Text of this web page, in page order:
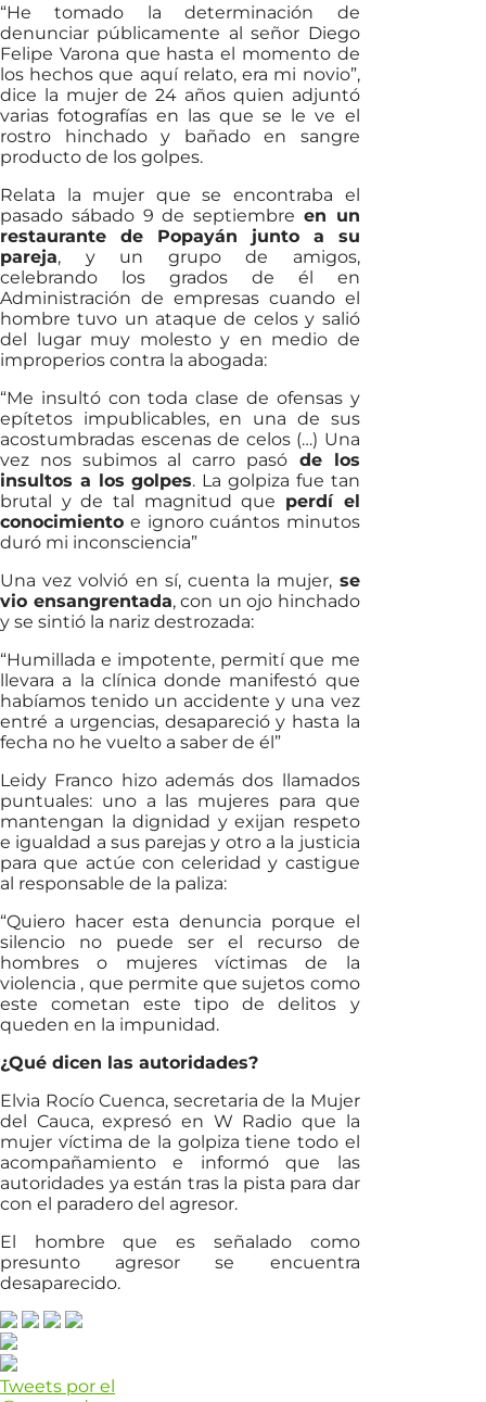
“He tomado la determinación de
denunciar públicamente al señor Diego
Felipe Varona que hasta el momento de
los hechos que aquí relato, era mi novio”,
dice la mujer de 24 años quien adjuntó
varias fotografías en las que se le ve el
rostro hinchado y bañado en sangre
producto de los golpes.
Relata la mujer que se encontraba el
pasado sábado 9 de septiembre en un
restaurante de Popayán junto a su
pareja, y un grupo de amigos,
celebrando los grados de él en
Administración de empresas cuando el
hombre tuvo un ataque de celos y salió
del lugar muy molesto y en medio de
improperios contra la abogada:
“Me insultó con toda clase de ofensas y
epítetos impublicables, en una de sus
acostumbradas escenas de celos (…) Una
vez nos subimos al carro pasóde los
insultos a los golpes. La golpiza fue tan
brutal y de tal magnitud que perdí el
conocimientoe ignoro cuántos minutos
duró mi inconsciencia”
Una vez volvió en sí, cuenta la mujer, se
vio ensangrentada, con un ojo hinchado
y se sintió la nariz destrozada:
“Humillada e impotente, permití que me
llevara a la clínica donde manifestó que
habíamos tenido un accidente y una vez
entré a urgencias, desapareció y hasta la
fecha no he vuelto a saber de él”
Leidy Franco hizo además dos llamados
puntuales: uno a las mujeres para que
mantengan la dignidad y exijan respeto
e igualdad a sus parejas y otro a la justicia
para que actúe con celeridad y castigue
al responsable de la paliza:
“Quiero hacer esta denuncia porque el
silencio no puede ser el recurso de
hombres o mujeres víctimas de la
violencia , que permite que sujetos como
este cometan este tipo de delitos y
queden en la impunidad.
¿Qué dicen las autoridades?
Elvia Rocío Cuenca, secretaria de la Mujer
del Cauca, expresó en W Radio que la
mujer víctima de la golpiza tiene todo el
acompañamiento e informó que las
autoridades ya están tras la pista para dar
con el paradero del agresor.
El hombre que es señalado como
presunto agresor se encuentra
desaparecido.
Tweets por el